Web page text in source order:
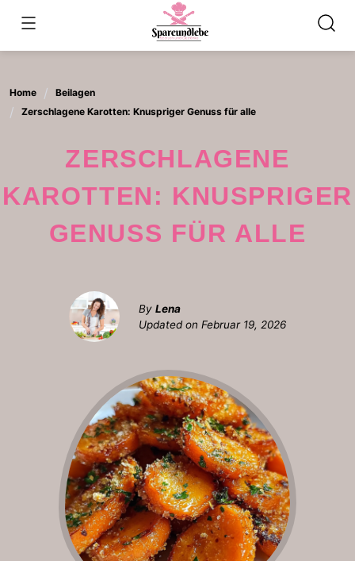
content
Home
Beilagen
Zerschlagene Karotten: Knuspriger Genuss für alle
ZERSCHLAGENE
KAROTTEN: KNUSPRIGER
GENUSS FÜR ALLE
By Lena
Updated on Februar 19, 2026